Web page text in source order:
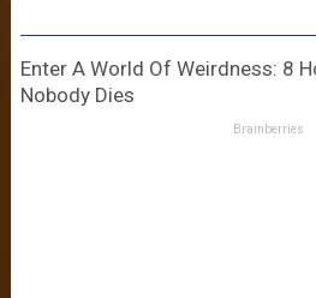
Enter A World Of Weirdness: 8
Nobody Dies
Brainberries